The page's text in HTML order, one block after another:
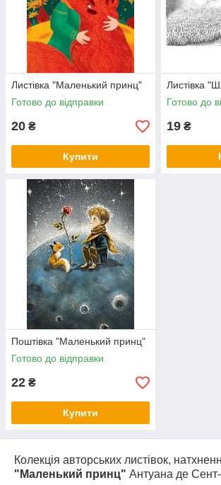
Листівка "Маленький принц"
Готово до відправки
20 ₴
Купити
Листівка
Готово до
19 ₴
Поштівка "Маленький принц"
Готово до відправки
22 ₴
Купити
Колекція авторських листівок,
"Маленький принц" Антуана де